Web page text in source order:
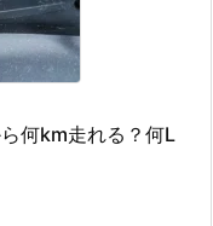
何km走れる？何L